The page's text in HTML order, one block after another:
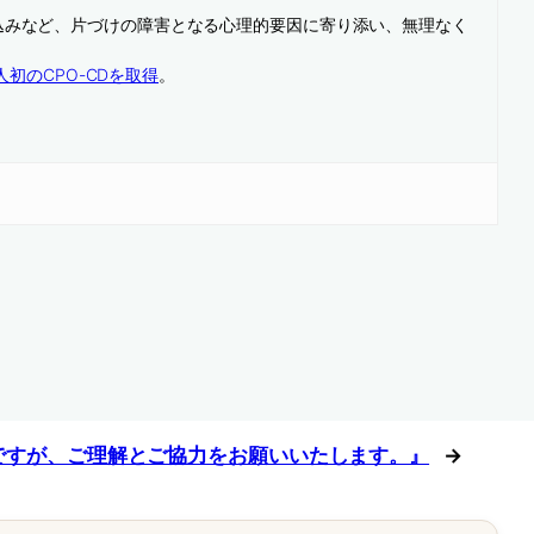
など、片づけの障害となる心理的要因に寄り添い、無理なく
初のCPO-CDを取得。
が、ご理解とご協力をお願いいたします。』 →